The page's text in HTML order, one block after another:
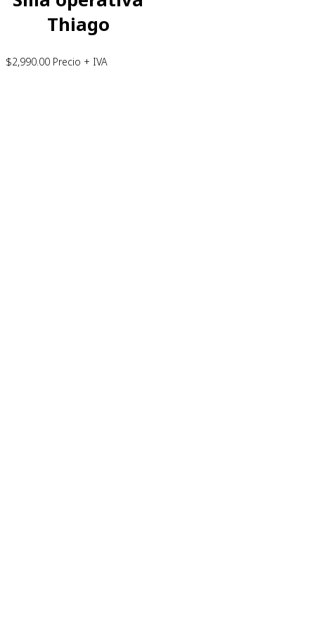
Thiago
$2,990.00 Precio + IVA